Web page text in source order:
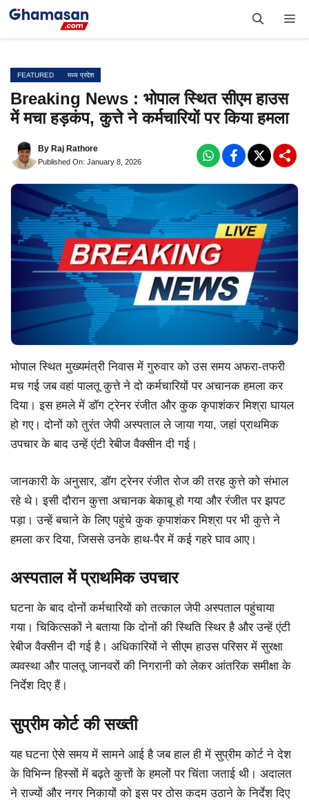
Skip
FEATURED मध्य प्रदेश
Breaking News : भोपाल स्थित सीएम हाउस
में मचा हड़कंप, कुत्ते ने कर्मचारियों पर किया हमला
By Raj Rathore
Published On: January 8, 2026
भोपाल स्थित मुख्यमंत्री निवास में गुरुवार को उस समय अफरा-तफरी
मच गई जब वहां पालतू कुत्ते ने दो कर्मचारियों पर अचानक हमला कर
दिया। इस हमले में डॉग ट्रेनर रंजीत और कुक कृपाशंकर मिश्रा घायल
हो गए। दोनों को तुरंत जेपी अस्पताल ले जाया गया, जहां प्राथमिक
उपचार के बाद उन्हें एंटी रेबीज वैक्सीन दी गई।
जानकारी के अनुसार, डॉग ट्रेनर रंजीत रोज की तरह कुत्ते को संभाल
रहे थे। इसी दौरान कुत्ता अचानक बेकाबू हो गया और रंजीत पर झपट
पड़ा। उन्हें बचाने के लिए पहुंचे कुक कृपाशंकर मिश्रा पर भी कुत्ते ने
हमला कर दिया, जिससे उनके हाथ-पैर में कई गहरे घाव आए।
अस्पताल में प्राथमिक उपचार
घटना के बाद दोनों कर्मचारियों को तत्काल जेपी अस्पताल पहुंचाया
गया। चिकित्सकों ने बताया कि दोनों की स्थिति स्थिर है और उन्हें एंटी
रेबीज वैक्सीन दी गई है। अधिकारियों ने सीएम हाउस परिसर में सुरक्षा
व्यवस्था और पालतू जानवरों की निगरानी को लेकर आंतरिक समीक्षा के
निर्देश दिए हैं।
सुप्रीम कोर्ट की सख्ती
यह घटना ऐसे समय में सामने आई है जब हाल ही में सुप्रीम कोर्ट ने देश
के विभिन्न हिस्सों में बढ़ते कुत्तों के हमलों पर चिंता जताई थी। अदालत
ने राज्यों और नगर निकायों को इस पर ठोस कदम उठाने के निर्देश दिए